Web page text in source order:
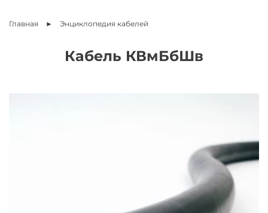
Главная Энциклопедия кабелей
Кабель КВмБбШв